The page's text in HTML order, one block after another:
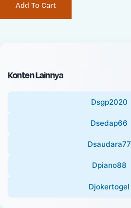
i
n
a
c
e
Add To Cart
Konten Lainnya
Dsgp2020
Dsedap66
Dsaudara77
Dpiano88
Djokertogel